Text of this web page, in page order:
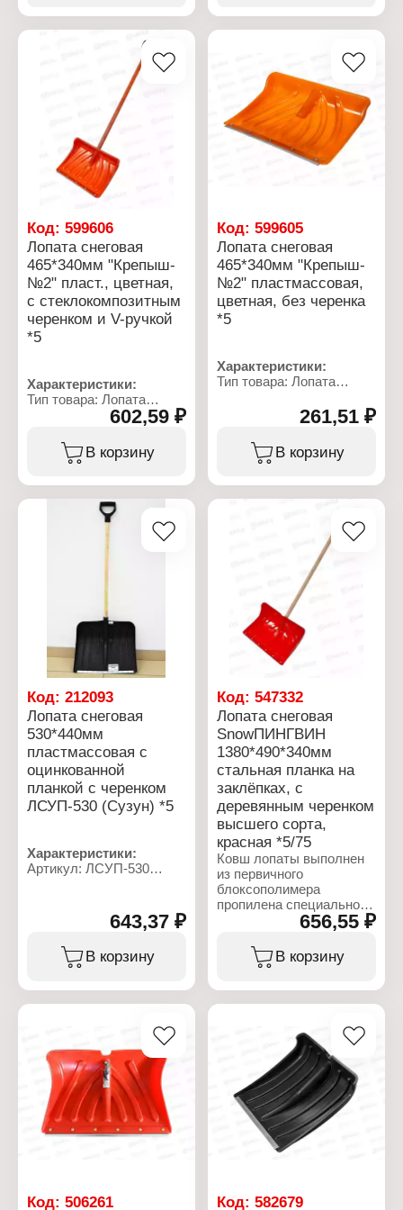
Конструкция: с
Размер: 410х400 мм
Диаметр тулейки: 32 мм
Особенность: цветная
инструмента. С
легкостью поможет Вам
убрать территорию от
снежных завалов.
Характеристики:
Артикул: ЛСУП-430
черенком
Материал ковша:
полиэтилен
Конструкция: с
оцинкованной планкой
Особенность: с V-
образной ручкой
Размер: 430х360 мм
Код: 599606
Лопата снеговая
465*340мм "Крепыш-
№2" пласт., цветная,
с стеклокомпозитным
черенком и V-ручкой
*5
Характеристики:
Тип товара: Лопата
Назначение: снеговая
Модель: "Крепыш-№2"
Наличие черенка: с
стеклокомпозитным
Конструкция: с
оцинкованной планкой
Размер: 465х340 мм
602,59 ₽
В корзину
Код:599605
Лопата снеговая
465*340мм "Крепыш-
№2" пластмассовая,
цветная, без черенка
*5
Характеристики:
Тип товара: Лопата
Модель: "Крепыш-№2"
Наличие черенка: без
черенка
Материал ковша:
Конструкция: с
оцинкованной планкой
Диаметр тулейки: 32 мм
Особенность: цветная
261,51 ₽
В корзину
Код: 212093
Лопата снеговая
530*440мм
пластмассовая с
оцинкованной
планкой с черенком
ЛСУП-530 (Сузун) *5
Характеристики:
Артикул: ЛСУП-530
Наличие черенка: с
Материал ковша:
полиэтилен
оцинкованной планкой
Размер: 530х440 мм
643,37 ₽
В корзину
Код:547332
Лопата снеговая
SnowПИНГВИН
1380*490*340мм
стальная планка на
заклёпках, с
деревянным черенком
высшего сорта,
красная *5/75
Ковш лопаты выполнен
из первичного
блоксополимера
пропилена специальной
марки с рёбрами
позволило добиться
прочности и
приятный внешний вид
лопате. Кромка лопаты
защищена специальной
стальной профильной
планкой, приклёпанной
стальными заклёпками,
покрытыми никелем.
Высокая прочность
прикреплённой планки
656,55 ₽
В корзину
Код: 506261
Код:582679